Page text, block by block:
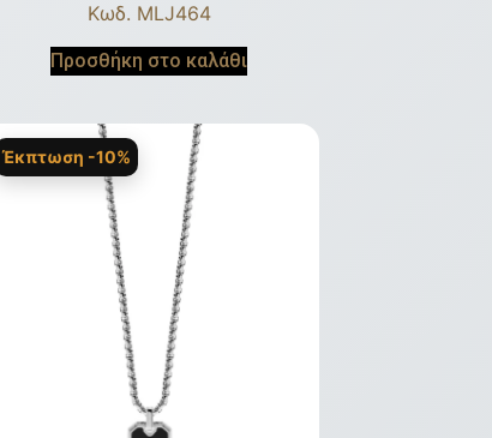
Κωδ. MLJ464
Προσθήκη στο καλάθι
Έκπτωση -10%